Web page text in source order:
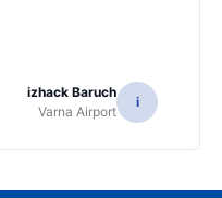
i
izhack Baruch
Varna Airport